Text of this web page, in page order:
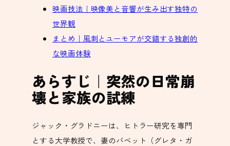
映画技法｜映像美と音響が生み出す独特の
世界観
まとめ｜風刺とユーモアが交錯する独創的
な映画体験
あらすじ｜突然の日常崩
壊と家族の試練
ジャック・グラドニーは、ヒトラー研究を専門
とする大学教授で、妻のバベット（グレタ・ガ